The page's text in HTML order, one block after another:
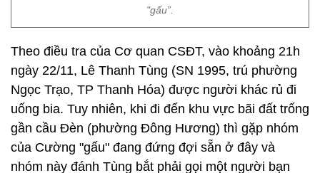
"gấu”.
Theo điều tra của Cơ quan CSĐT, vào khoảng 21h
ngày 22/11, Lê Thanh Tùng (SN 1995, trú phường
Ngọc Trạo, TP Thanh Hóa) được người khác rủ đi
uống bia. Tuy nhiên, khi đi đến khu vực bãi đất trống
gần cầu Đèn (phường Đông Hương) thì gặp nhóm
của Cường "gấu" đang đứng đợi sẵn ở đây và
nhóm này đánh Tùng bắt phải gọi một người bạn